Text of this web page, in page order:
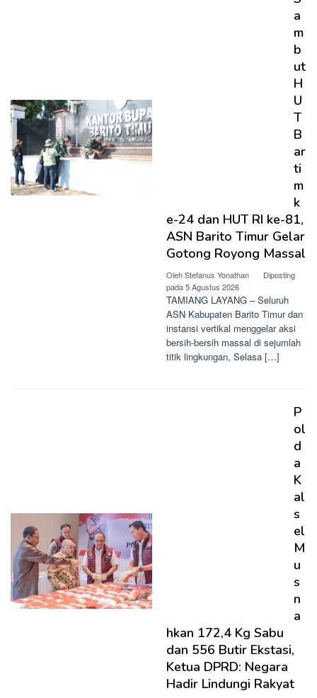
a
m
b
ut
H
U
T
B
ar
ti
m
k
e-24 dan HUT RI ke-81,
ASN Barito Timur Gelar
Gotong Royong Massal
OlehStefanus Yonathan
Diposting
pada5 Agustus 2026
TAMIANG LAYANG – Seluruh
ASN Kabupaten Barito Timur dan
instansi vertikal menggelar aksi
bersih-bersih massal di sejumlah
titik lingkungan, Selasa […]
P
ol
d
a
K
al
s
el
M
u
s
n
a
hkan 172,4 Kg Sabu
dan 556 Butir Ekstasi,
Ketua DPRD: Negara
Hadir Lindungi Rakyat